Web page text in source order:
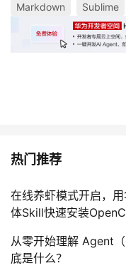
Markdown Sublime
热门推荐
在线养虾模式开启，
体Skill快速安装
从零开始理解 Agent
底是什么？